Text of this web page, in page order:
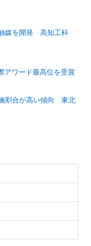
媒を開発 高知工科
アワード最高位を受賞
割合が高い傾向 東北